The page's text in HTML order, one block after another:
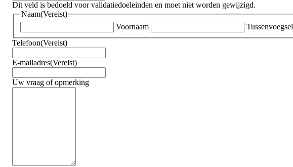
Dit veld is bedoeld voor validatiedoeleinden en moet niet worden gewijzigd.
Naam(Vereist)
Voornaam
Tussenvoegsel
Telefoon(Vereist)
E-mailadres(Vereist)
Uw vraag of opmerking